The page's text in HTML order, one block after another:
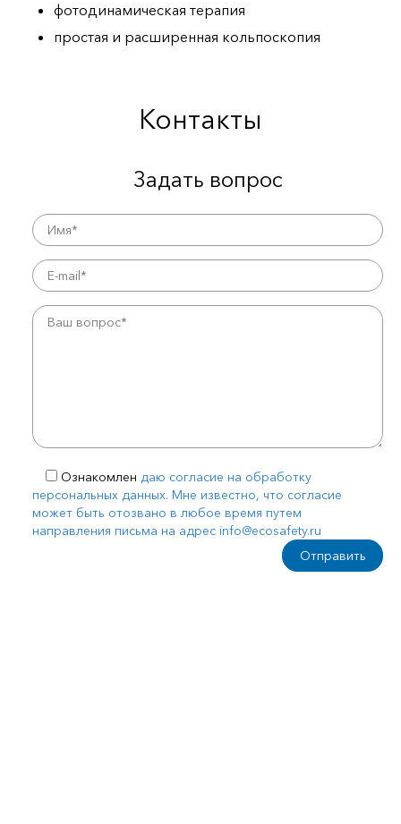
фотодинамическая терапия
простая и расширенная кольпоскопия
Контакты
Задать вопрос
Ознакомлен даю согласие на обработку
персональных данных. Мне известно, что согласие
может быть отозвано в любое время путем
направления письма на адрес info@ecosafety.ru